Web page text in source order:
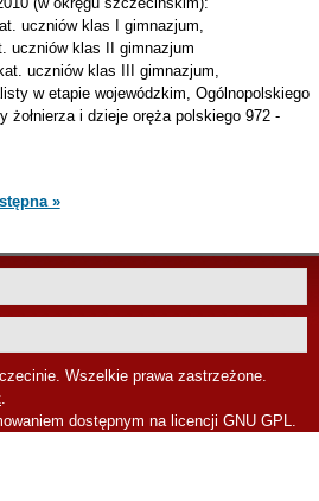
uczniów klas I gimnazjum,
uczniów klas II gimnazjum
uczniów klas III gimnazjum,
w etapie wojewódzkim, Ogólnopolskiego
żołnierza i dzieje oręża polskiego 972 -
»
Wszelkie prawa zastrzeżone.
.
dostępnym na licencji GNU GPL.